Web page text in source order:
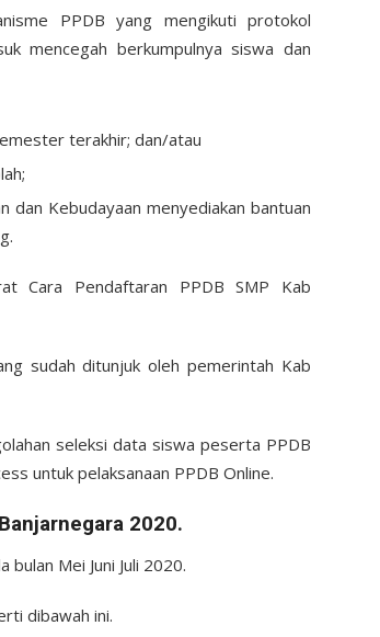
PPDB yang mengikuti protokol
mencegah berkumpulnya siswa dan
terakhir; dan/atau
dan Kebudayaan menyediakan bantuan
Cara Pendaftaran PPDB SMP Kab
sudah ditunjuk oleh pemerintah Kab
seleksi data siswa peserta PPDB
untuk pelaksanaan PPDB Online.
2020.
bulan Mei Juni Juli 2020.
dibawah ini.